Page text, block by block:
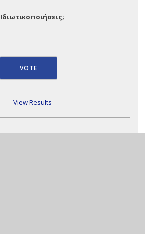
Ιδιωτικοποιήσεις;
View Results